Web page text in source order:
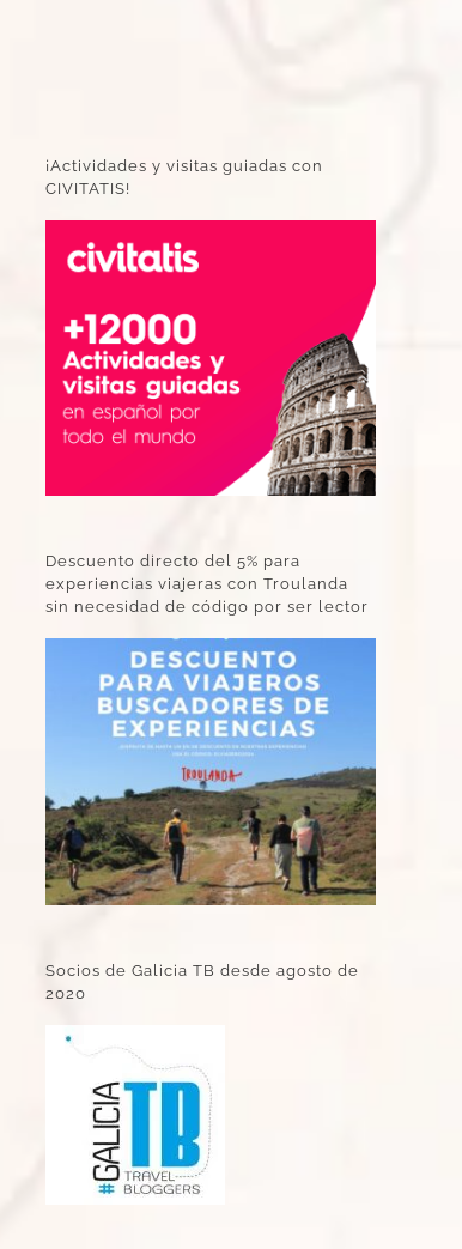
¡Actividades y visitas guiadas con
CIVITATIS!
Descuento directo del 5% para
experiencias viajeras con Troulanda
sin necesidad de código por ser lector
Socios de Galicia TB desde agosto de
2020